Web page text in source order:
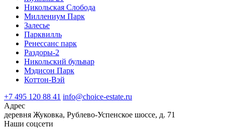
Никольская Слобода
Миллениум Парк
Залесье
Парквилль
Ренессанс парк
Раздоры-2
Никольский бульвар
Мэдисон Парк
Коттон-Вэй
+7 495 120 88 41 info@choice-estate.ru
Адрес
деревня Жуковка, Рублево-Успенское шоссе, д. 71
Наши соцсети